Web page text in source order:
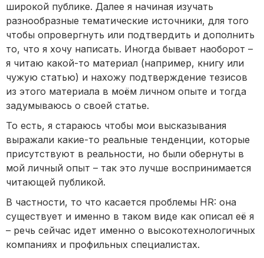
широкой публике. Далее я начиная изучать
разнообразные тематические источники, для того
чтобы опровергнуть или подтвердить и дополнить
то, что я хочу написать. Иногда бывает наоборот –
я читаю какой-то материал (например, книгу или
чужую статью) и нахожу подтверждение тезисов
из этого материала в моём личном опыте и тогда
задумываюсь о своей статье.
То есть, я стараюсь чтобы мои высказывания
выражали какие-то реальные тенденции, которые
присутствуют в реальности, но были обернуты в
мой личный опыт – так это лучше воспринимается
читающей публикой.
В частности, то что касается проблемы HR: она
существует и именно в таком виде как описал её я
– речь сейчас идет именно о высокотехнологичных
компаниях и профильных специалистах.